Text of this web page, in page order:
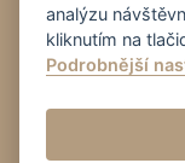
Pro novináře
Partneři
analýzu
kliknutím na
Podrobnější